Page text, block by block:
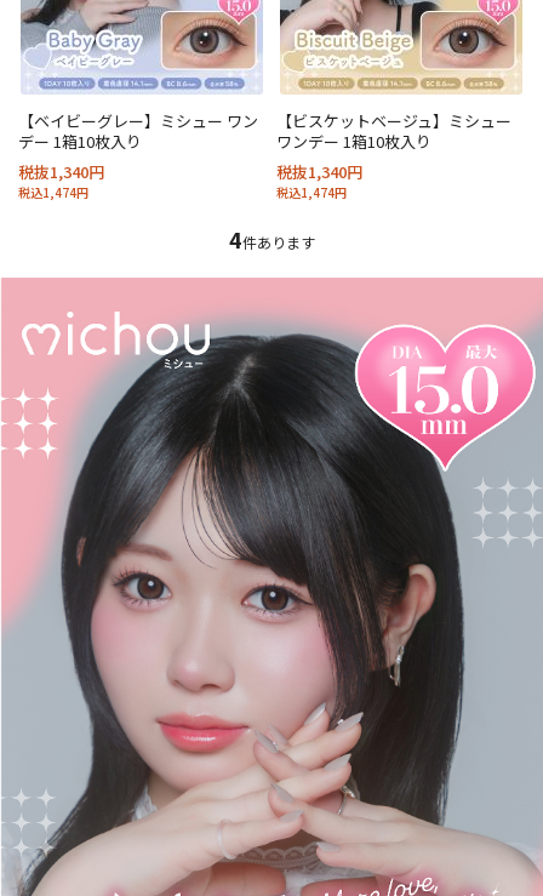
【ベイビーグレー】ミシュー ワン
デー 1箱10枚入り
税抜1,340円
税込1,474円
【ビスケットベージュ】ミシュー
ワンデー 1箱10枚入り
税抜1,340円
税込1,474円
4件あります